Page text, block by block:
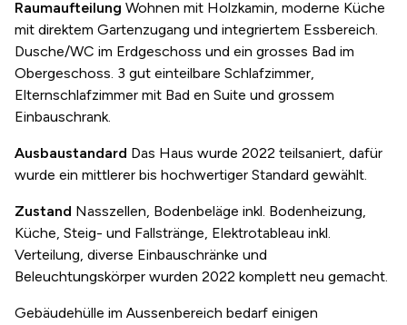
Raumaufteilung Wohnen mit Holzkamin, moderne Küche
mit direktem Gartenzugang und integriertem Essbereich.
Dusche/WC im Erdgeschoss und ein grosses Bad im
Obergeschoss. 3 gut einteilbare Schlafzimmer,
Elternschlafzimmer mit Bad en Suite und grossem
Einbauschrank.
Ausbaustandard Das Haus wurde 2022 teilsaniert, dafür
wurde ein mittlerer bis hochwertiger Standard gewählt.
Zustand Nasszellen, Bodenbeläge inkl. Bodenheizung,
Küche, Steig- und Fallstränge, Elektrotableau inkl.
Verteilung, diverse Einbauschränke und
Beleuchtungskörper wurden 2022 komplett neu gemacht.
Gebäudehülle im Aussenbereich bedarf einigen